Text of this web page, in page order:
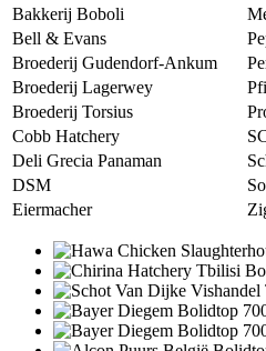
Bakkerij Boboli
Bell & Evans
Broederij Gudendorf-Ankum
Broederij Lagerwey
Broederij Torsius
Cobb Hatchery
Deli Grecia Panaman
DSM
Eiermacher